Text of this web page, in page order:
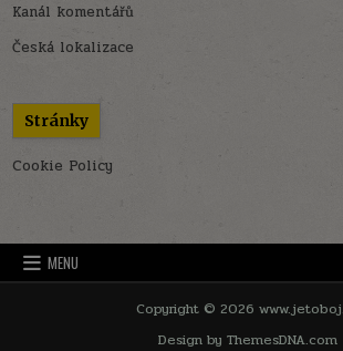
Kanál komentářů
Česká lokalizace
Stránky
Cookie Policy
MENU
Copyright © 2026
Design by ThemesDNA.com